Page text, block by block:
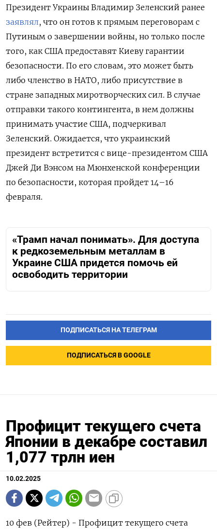
Президент Украины Владимир Зеленский ранее
заявлял, что он готов к прямым переговорам с
Путиным о завершении войны, но только после
того, как США предоставят Киеву гарантии
безопасности. По его словам, это может быть
либо членство в НАТО, либо присутствие в
стране западных миротворческих сил. В случае
отправки такого контингента, в нем должны
принимать участие США, подчеркивал
Зеленский. Ожидается, что украинский
президент встретится с вице-президентом США
Джей Ди Вэнсом на Мюнхенской конференции
по безопасности, которая пройдет 14–16
февраля.
«Трамп начал понимать». Для доступа
к редкоземельным металлам в
Украине США придется помочь ей
освободить территории
ПОДПИСАТЬСЯ НА ТЕЛЕГРАМ
ПОДПИСАТЬСЯ В GOOGLE
Профицит текущего счета
Японии в декабре составил
1,077 трлн иен
10.02.2025
10 фев (Рейтер) - Профицит текущего счета